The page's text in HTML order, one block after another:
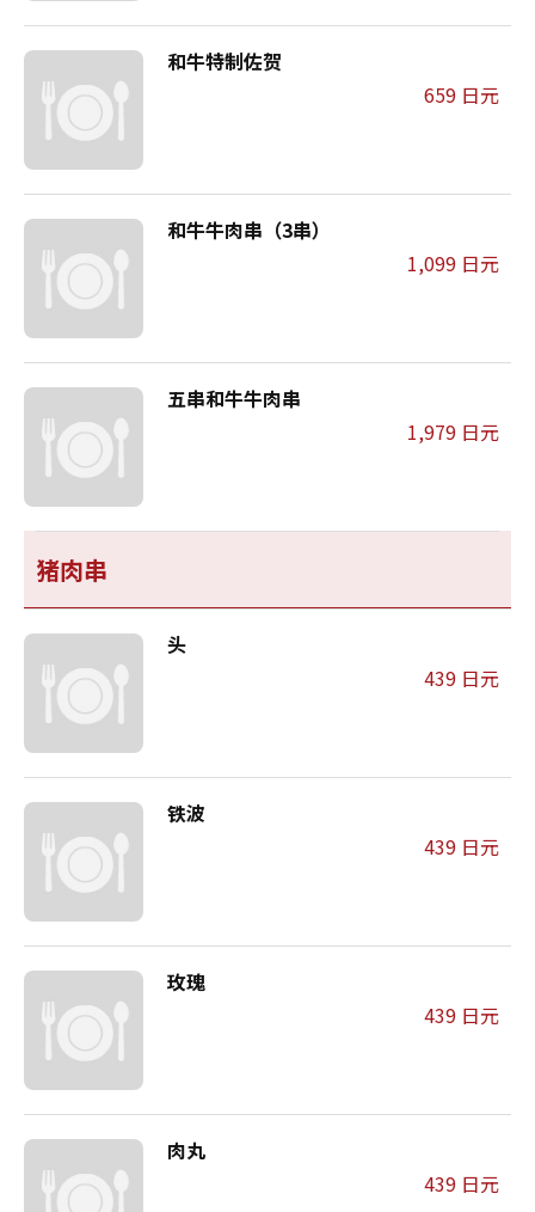
和牛特制佐贺
659 日元
和牛牛肉串（3串）
1,099 日元
五串和牛牛肉串
1,979 日元
猪肉串
头
439 日元
铁波
439 日元
玫瑰
439 日元
肉丸
439 日元